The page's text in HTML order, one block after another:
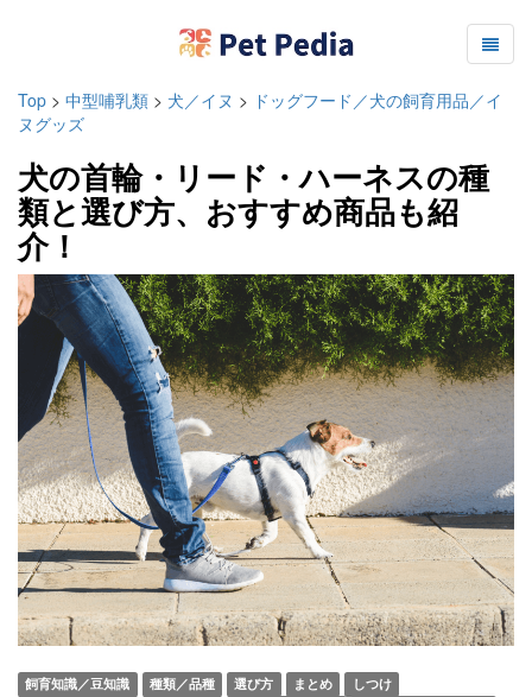
Top > 中型哺乳類 > 犬／イヌ > ドッグフード／犬の飼育用品／イ
ヌグッズ
犬の首輪・リード・ハーネスの種
類と選び方、おすすめ商品も紹
介！
飼育知識／豆知識 種類／品種 選び方 まとめ
しつけ